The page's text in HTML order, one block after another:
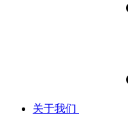
关于我们